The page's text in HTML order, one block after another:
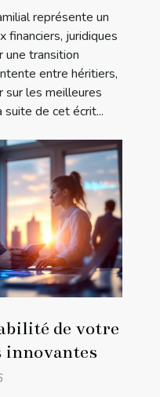
représente un
financiers, juridiques
une transition
entre héritiers,
sur les meilleures
suite de cet écrit...
de votre
innovantes